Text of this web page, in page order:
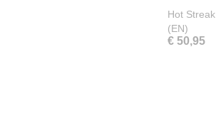
Hot
(EN)
€ 50,95